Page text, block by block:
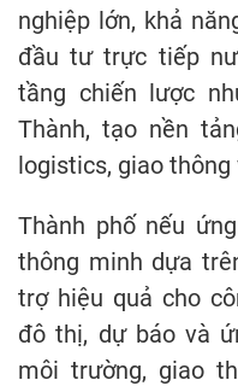
nghiệp lớn, khả
đầu tư trực tiếp
tầng chiến lược
Thành, tạo nền
logistics, giao thông
Thành phố nếu
thông minh dựa
trợ hiệu quả cho
đô thị, dự báo và
môi trường, giao